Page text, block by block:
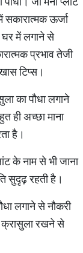
सकारात्मक ऊर्जा
में लगाने से
प्रभाव तेजी
टिप्स।
का पौधा लगाने
ही अच्छा माना
है।
के नाम से भी जाना
सुदृढ़ रहती है।
लगाने से नौकरी
क्रासुला रखने से